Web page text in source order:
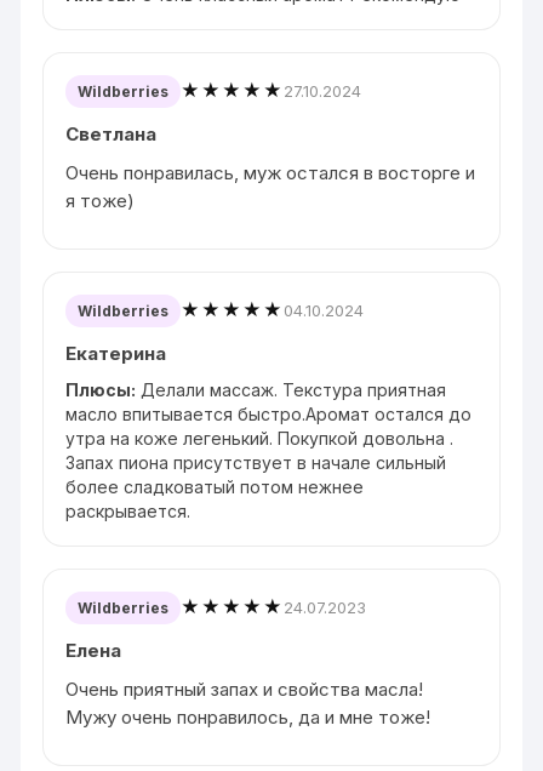
Wildberries ★★★★★ 27.10.2024
Светлана
Очень понравилась, муж остался в восторге и
я тоже)
Wildberries ★★★★★ 04.10.2024
Екатерина
Плюсы: Делали массаж. Текстура приятная
масло впитывается быстро.Аромат остался до
утра на коже легенький. Покупкой довольна .
Запах пиона присутствует в начале сильный
более сладковатый потом нежнее
раскрывается.
Wildberries ★★★★★ 24.07.2023
Елена
Очень приятный запах и свойства масла!
Мужу очень понравилось, да и мне тоже!